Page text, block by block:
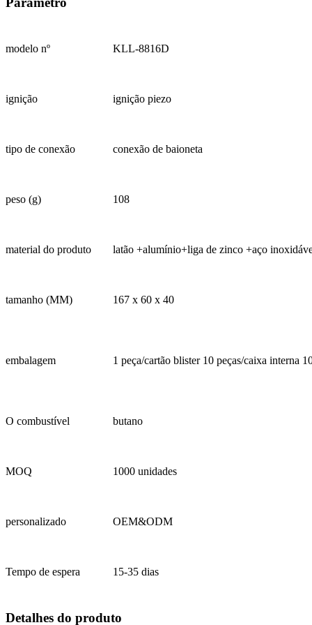
modelo nº KLL-8816D
ignição ignição piezo
tipo de conexão conexão de baioneta
peso (g) 108
material do produto latão +alumínio+liga de zinco +aço
tamanho (MM) 167 x 60 x 40
embalagem 1 peça/cartão blister 10 peças/caixa interna
O combustível butano
MOQ 1000 unidades
personalizado OEM&ODM
Tempo de espera 15-35 dias
Detalhes do produto